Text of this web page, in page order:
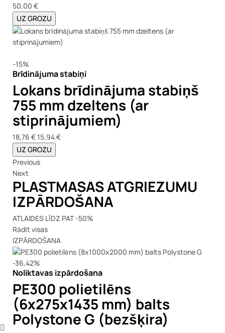
50,00 €
UZ GROZU
-15%
Brīdinājuma stabiņi
Lokans brīdinājuma stabiņš
755 mm dzeltens (ar
stiprinājumiem)
18,76 €15,94 €
UZ GROZU
Previous
Next
PLASTMASAS ATGRIEZUMU
IZPĀRDOŠANA
ATLAIDES LĪDZ PAT -50%
Rādīt visas
IZPĀRDOŠANA
-36,42%
Noliktavas izpārdošana
PE300 polietilēns
(6x275x1435 mm) balts
Polystone G (bezšķira)
